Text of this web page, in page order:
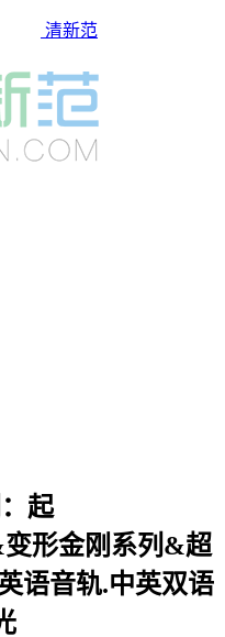
清新范
起
形金刚系列&超
语音轨.中英双语